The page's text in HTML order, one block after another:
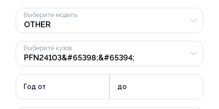
Выберите модель
Выберите кузов
Год от до